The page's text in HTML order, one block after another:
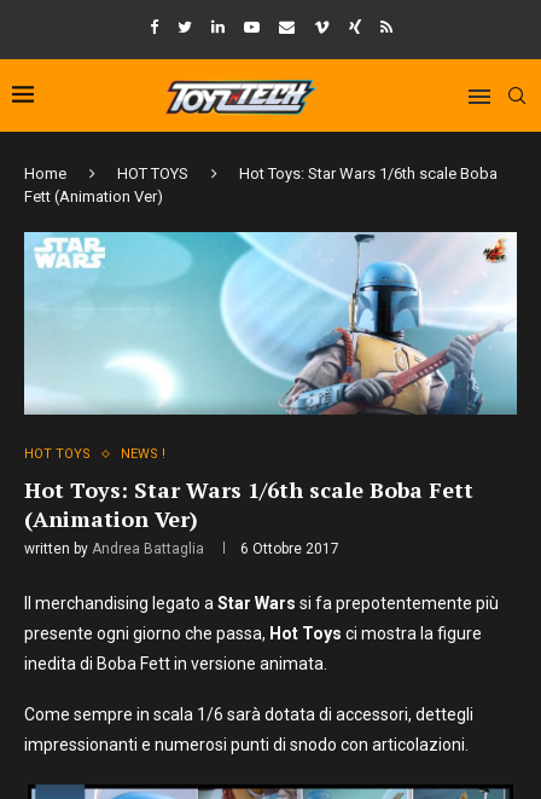
Home HOT TOYS
Hot Toys: Star Wars 1/6th scale Boba
Fett (Animation Ver)
HOT TOYS NEWS !
Hot Toys: Star Wars 1/6th scale Boba Fett
(Animation Ver)
written by Andrea Battaglia 6 Ottobre 2017
Il merchandising legato a Star Wars si fa prepotentemente più
presente ogni giorno che passa, Hot Toys ci mostra la figure
inedita di Boba Fett in versione animata.
Come sempre in scala 1/6 sarà dotata di accessori, dettegli
impressionanti e numerosi punti di snodo con articolazioni.